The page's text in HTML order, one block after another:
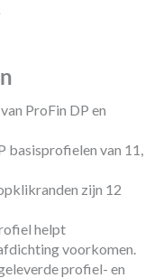
ProFin DP en
van 11,
zijn 12
helpt
voorkomen.
profiel- en